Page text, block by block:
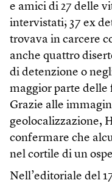
e amici di 27 delle
intervistati; 37 ex
trovava in carcere
anche quattro
di detenzione o
maggior parte delle
Grazie alle
geolocalizzazione,
confermare che
nel cortile di un
Nell’editoriale del